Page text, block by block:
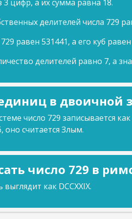
3 цифр, а их сумма равна 18.
делителей числа 729
равен 531441, а его куб
делителей равно 7, а
в двоичной
число 729 записывается
оно считается Злым.
число 729 в
выглядит как DCCXXIX.